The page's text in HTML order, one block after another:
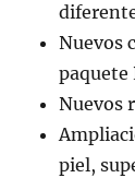
Nuevos
paquete
Nuevos
piel,